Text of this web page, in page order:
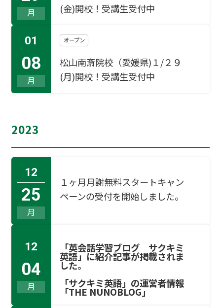
月
(金)開校！受講生受付中
01
08
月
オープン
松山南斎院校（愛媛県)１/２９
(月)開校！受講生受付中
2023
12
25
月
１ヶ月月謝無料スタートキャン
ペーンの受付を開始しました。
12
04
月
「英会話学習ブログ サクキミ
英語」に紹介記事が掲載されま
した。
「サクキミ英語」の運営者情報
「THE NUNOBLOG」